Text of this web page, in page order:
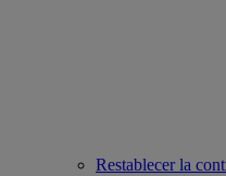
Restablecer la